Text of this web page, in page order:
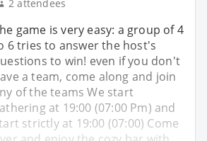
2 attendees
game is very easy: a group of 4
6 tries to answer the host's
to win! even if you don't
a team, come along and join
of the teams We start
at 19:00 (07:00 Pm) and
strictly at 19:00 (07:00) Come